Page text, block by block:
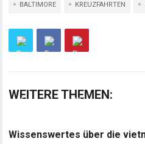
BALTIMORE KREUZFAHRTEN
WEITERE THEMEN:
Wissenswertes über die